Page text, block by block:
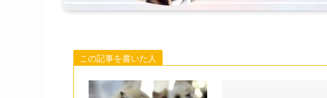
この記事を書いた人